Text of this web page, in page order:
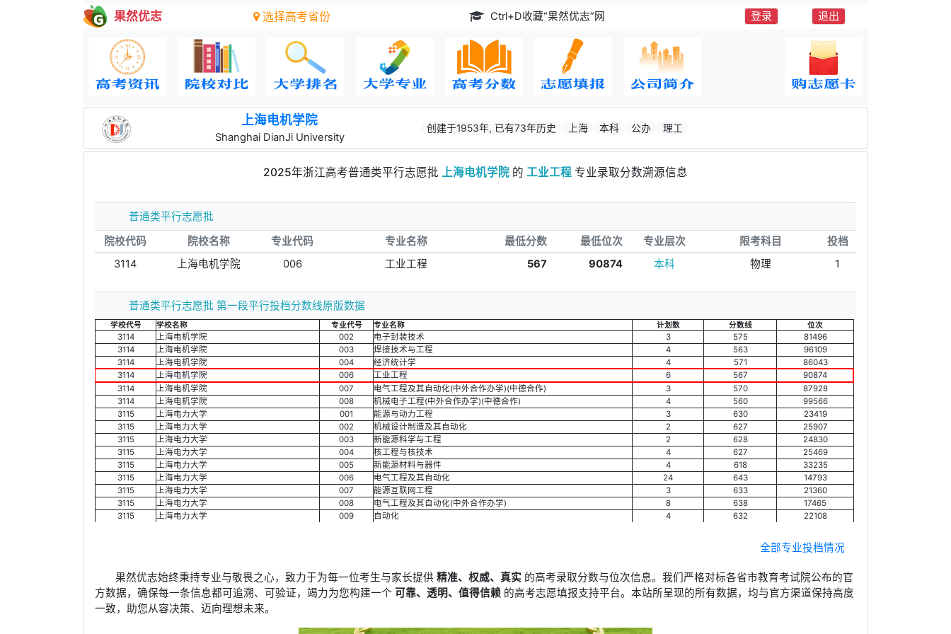
果然优志 选择高考省份 Ctrl+D收藏“果然优志”网 登录 退出
上海电机学院
Shanghai DianJi University
创建于1953年, 已有73年历史 上海 本科 公办 理工
2025年浙江高考普通类平行志愿批 上海电机学院 的 工业工程 专业录取分数溯源信息
普通类平行志愿批
院校代码
院校名称 专业代码 专业名称 最低分数 最低位次 专业层次 限考科目
投档
3114
上海电机学院 006 工业工程 567 90874 本科 物理 1
普通类平行志愿批 第一段平行投档分数线原版数据
学校代号 学校名称 专业代号 专业名称 计划数 分数线 位次
3114 上海电机学院 002 电子封装技术 3 575
81496
3114
上海电机学院 003 焊接技术与工程 4 563
96109
3114
上海电机学院 004 经济统计学 4 571
86043
3114
上海电机学院 006 工业工程 6 567
90874
3114
上海电机学院 007 电气工程及其自动化(中外合作办学)(中德合作) 3 570
87928
3114
上海电机学院 008 机械电子工程(中外合作办学)(中德合作) 4 560
99566
3115
上海电力大学 001 能源与动力工程 3 630
23419
3115
上海电力大学 002 机械设计制造及其自动化 2 627
25907
3115
上海电力大学 003 新能源科学与工程 2 628
24830
3115
上海电力大学 004 核工程与核技术 4 627
25469
3115
上海电力大学 005 新能源材料与器件 4 618
33235
3115
上海电力大学 006 电气工程及其自动化 24 643
14793
3115
上海电力大学 007 能源互联网工程 3 633
21360
3115
上海电力大学 008 电气工程及其自动化(中外合作办学) 8 638
17465
3115
上海电力大学 009 自动化 4 632 22108
全部专业投档情况
果然优志始终秉持专业与敬畏之心，致力于为每一位考生与家长提供精准、权威、真实 的高考录取分数与位次信息。我们严格对标各省市教育考试院公布的官
方数据，确保每一条信息都可追溯、可验证，竭力为您构建一个 可靠、透明、值得信赖 的高考志愿填报支持平台。本站所呈现的所有数据，均与官方渠道保持高度
一致，助您从容决策、迈向理想未来。